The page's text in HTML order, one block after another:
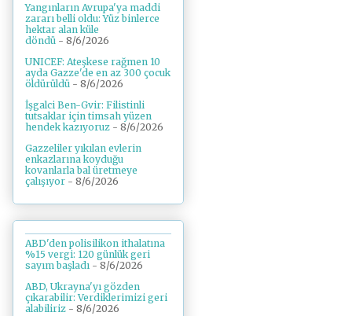
Yangınların Avrupa'ya maddi
zararı belli oldu: Yüz binlerce
hektar alan küle
döndü - 8/6/2026
UNICEF: Ateşkese rağmen 10
ayda Gazze'de en az 300 çocuk
öldürüldü - 8/6/2026
İşgalci Ben-Gvir: Filistinli
tutsaklar için timsah yüzen
hendek kazıyoruz - 8/6/2026
Gazzeliler yıkılan evlerin
enkazlarına koyduğu
kovanlarla bal üretmeye
çalışıyor - 8/6/2026
ABD'den polisilikon ithalatına
%15 vergi: 120 günlük geri
sayım başladı - 8/6/2026
ABD, Ukrayna'yı gözden
çıkarabilir: Verdiklerimizi geri
alabiliriz - 8/6/2026